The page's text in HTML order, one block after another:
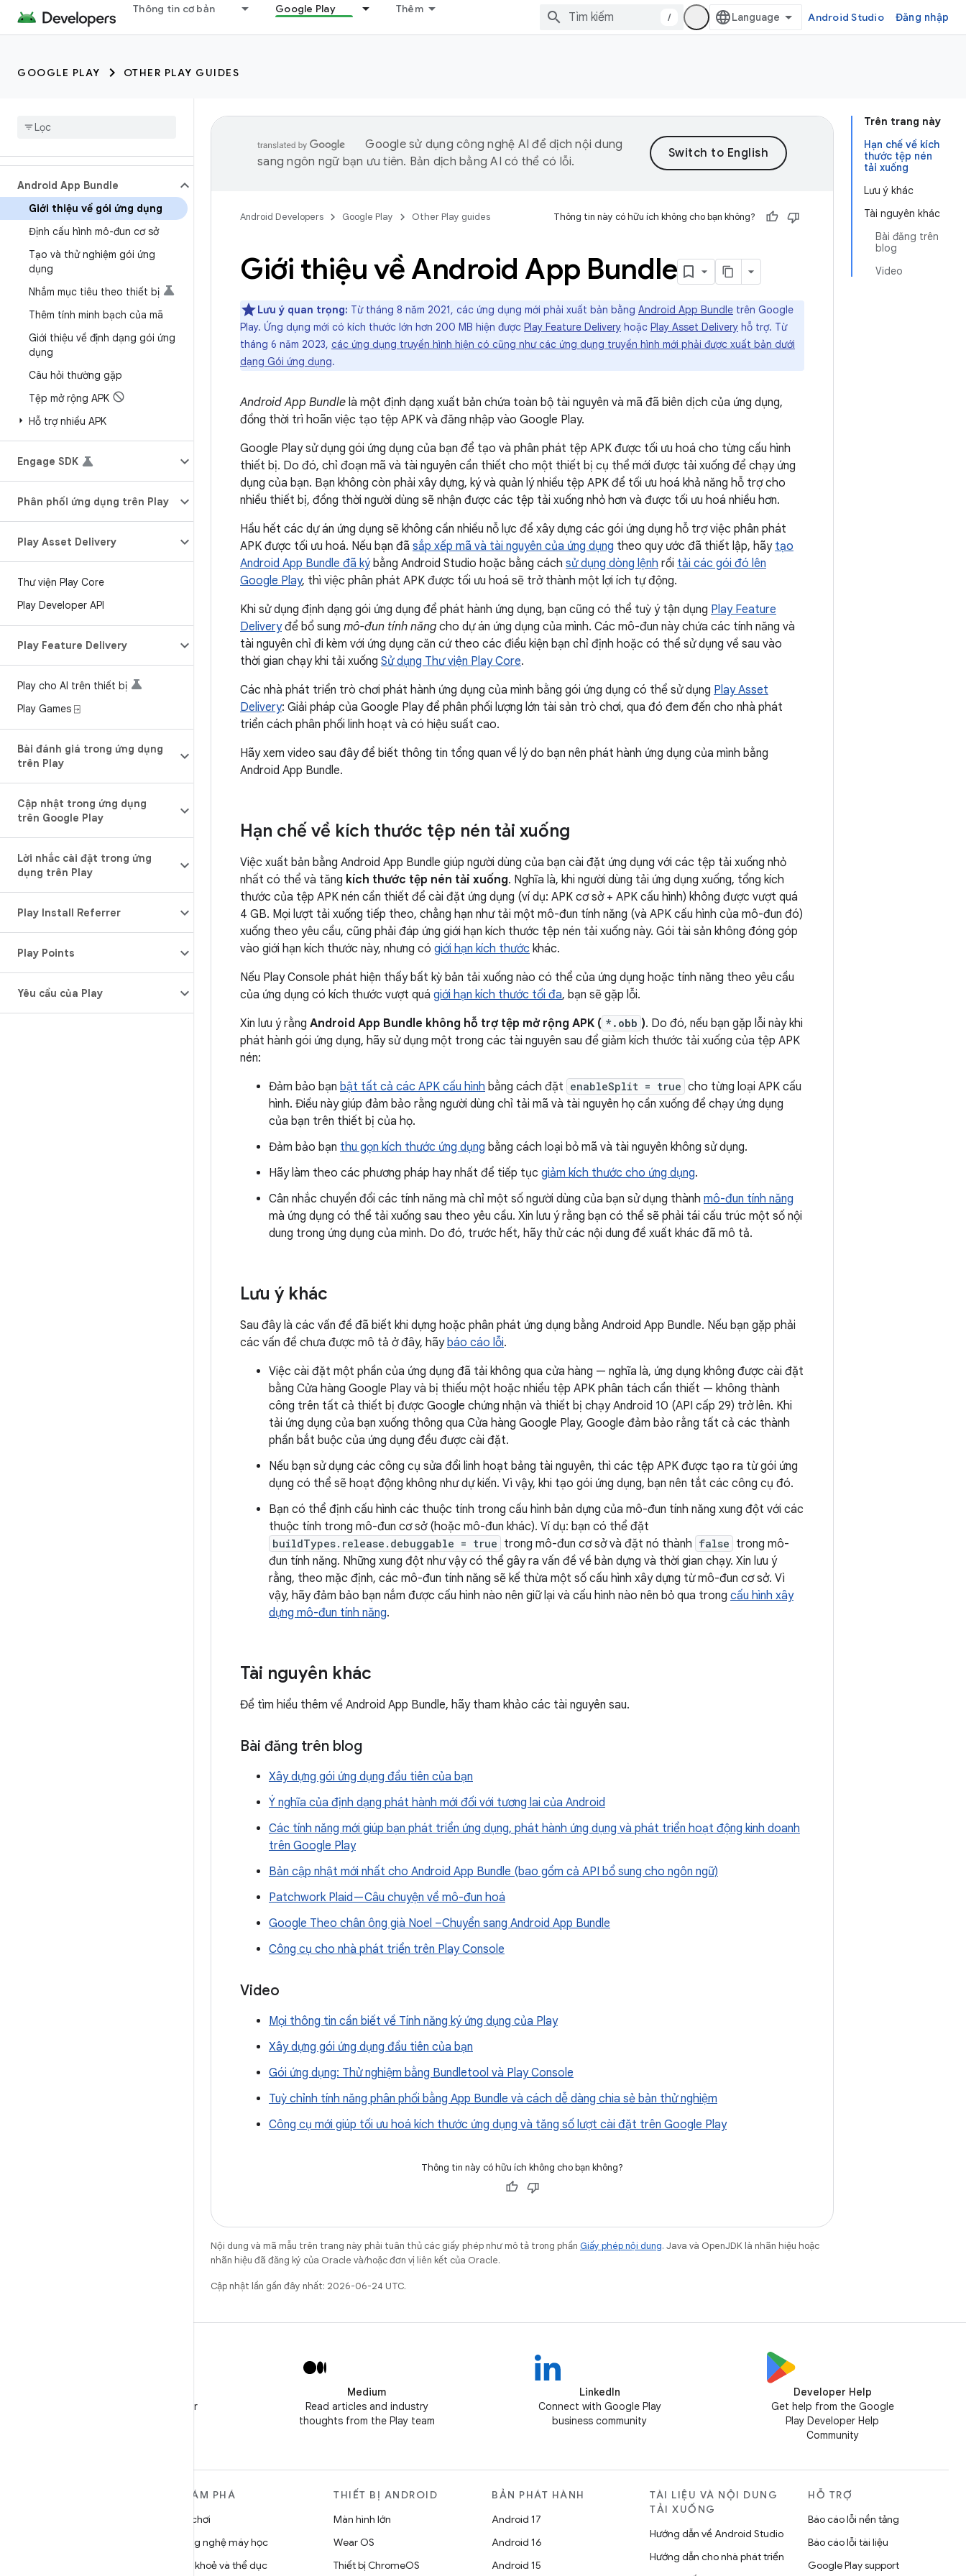
Thông tin cơ bản Google Play Thêm
/ Android Studio Đăng nhập
GOOGLE PLAY OTHER PLAY GUIDES
Android App Bundle
Giới thiệu về gói ứng dụng
Định cấu hình mô-đun cơ sở
Tạo và thử nghiệm gói ứng
dụng
Nhắm mục tiêu theo thiết bị
Thêm tính minh bạch của mã
Giới thiệu về định dạng gói ứng
dụng
Câu hỏi thường gặp
Tệp mở rộng APK
Hỗ trợ nhiều APK
Engage SDK
Phân phối ứng dụng trên Play
Play Asset Delivery
Thư viện Play Core
Play Developer API
Play Feature Delivery
Play cho AI trên thiết bị
Play Games ⍈
Bài đánh giá trong ứng dụng
trên Play
Cập nhật trong ứng dụng
trên Google Play
Lời nhắc cài đặt trong ứng
dụng trên Play
Play Install Referrer
Play Points
Yêu cầu của Play
Trên trang này
Hạn chế về kích
thước tệp nén
tải xuống
Lưu ý khác
Tài nguyên khác
Bài đăng trên
blog
Video
Google sử dụng công nghệ AI để dịch nội dung
sang ngôn ngữ bạn ưu tiên. Bản dịch bằng AI có thể có lỗi.
Android Developers Google Play Other Play guides Thông tin này có hữu ích không cho bạn không?
Giới thiệu về Android App Bundle
Lưu ý quan trọng: Từ tháng 8 năm 2021, các ứng dụng mới phải xuất bản bằng Android App Bundle trên Google
Play. Ứng dụng mới có kích thước lớn hơn 200 MB hiện được Play Feature Delivery hoặc Play Asset Delivery hỗ trợ. Từ
tháng 6 năm 2023, các ứng dụng truyền hình hiện có cũng như các ứng dụng truyền hình mới phải được xuất bản dưới
dạng Gói ứng dụng.
Android App Bundle là một định dạng xuất bản chứa toàn bộ tài nguyên và mã đã biên dịch của ứng dụng,
đồng thời trì hoãn việc tạo tệp APK và đăng nhập vào Google Play.
Google Play sử dụng gói ứng dụng của bạn để tạo và phân phát tệp APK được tối ưu hoá cho từng cấu hình
thiết bị. Do đó, chỉ đoạn mã và tài nguyên cần thiết cho một thiết bị cụ thể mới được tải xuống để chạy ứng
dụng của bạn. Bạn không còn phải xây dựng, ký và quản lý nhiều tệp APK để tối ưu hoá khả năng hỗ trợ cho
nhiều thiết bị, đồng thời người dùng sẽ nhận được các tệp tải xuống nhỏ hơn và được tối ưu hoá nhiều hơn.
Hầu hết các dự án ứng dụng sẽ không cần nhiều nỗ lực để xây dựng các gói ứng dụng hỗ trợ việc phân phát
APK được tối ưu hoá. Nếu bạn đã sắp xếp mã và tài nguyên của ứng dụng theo quy ước đã thiết lập, hãy tạo
Android App Bundle đã kýbằng Android Studio hoặc bằng cách sử dụng dòng lệnh rồi tải các gói đó lên
Google Play, thì việc phân phát APK được tối ưu hoá sẽ trở thành một lợi ích tự động.
Khi sử dụng định dạng gói ứng dụng để phát hành ứng dụng, bạn cũng có thể tuỳ ý tận dụng Play Feature
Deliveryđể bổ sung mô-đun tính năng cho dự án ứng dụng của mình. Các mô-đun này chứa các tính năng và
tài nguyên chỉ đi kèm với ứng dụng căn cứ theo các điều kiện bạn chỉ định hoặc có thể sử dụng về sau vào
thời gian chạy khi tải xuống Sử dụng Thư viện Play Core.
Các nhà phát triển trò chơi phát hành ứng dụng của mình bằng gói ứng dụng có thể sử dụng Play Asset
Delivery: Giải pháp của Google Play để phân phối lượng lớn tài sản trò chơi, qua đó đem đến cho nhà phát
triển cách phân phối linh hoạt và có hiệu suất cao.
Hãy xem video sau đây để biết thông tin tổng quan về lý do bạn nên phát hành ứng dụng của mình bằng
Android App Bundle.
Hạn chế về kích thước tệp nén tải xuống
Việc xuất bản bằng Android App Bundle giúp người dùng của bạn cài đặt ứng dụng với các tệp tải xuống nhỏ
nhất có thể và tăng kích thước tệp nén tải xuống. Nghĩa là, khi người dùng tải ứng dụng xuống, tổng kích
thước của tệp APK nén cần thiết để cài đặt ứng dụng (ví dụ: APK cơ sở + APK cấu hình) không được vượt quá
4 GB. Mọi lượt tải xuống tiếp theo, chẳng hạn như tải một mô-đun tính năng (và APK cấu hình của mô-đun đó)
xuống theo yêu cầu, cũng phải đáp ứng giới hạn kích thước tệp nén tải xuống này. Gói tài sản không đóng góp
vào giới hạn kích thước này, nhưng có giới hạn kích thước khác.
Nếu Play Console phát hiện thấy bất kỳ bản tải xuống nào có thể của ứng dụng hoặc tính năng theo yêu cầu
của ứng dụng có kích thước vượt quá giới hạn kích thước tối đa, bạn sẽ gặp lỗi.
Xin lưu ý rằng Android App Bundle không hỗ trợ tệp mở rộng APK ( *.obb ). Do đó, nếu bạn gặp lỗi này khi
phát hành gói ứng dụng, hãy sử dụng một trong các tài nguyên sau để giảm kích thước tải xuống của tệp APK
nén:
Đảm bảo bạn bật tất cả các APK cấu hình bằng cách đặt enableSplit = true cho từng loại APK cấu
hình. Điều này giúp đảm bảo rằng người dùng chỉ tải mã và tài nguyên họ cần xuống để chạy ứng dụng
của bạn trên thiết bị của họ.
Đảm bảo bạn thu gọn kích thước ứng dụng bằng cách loại bỏ mã và tài nguyên không sử dụng.
Hãy làm theo các phương pháp hay nhất để tiếp tục giảm kích thước cho ứng dụng.
Cân nhắc chuyển đổi các tính năng mà chỉ một số người dùng của bạn sử dụng thành mô-đun tính năng
mà ứng dụng có thể tải xuống sau theo yêu cầu. Xin lưu ý rằng bạn có thể sẽ phải tái cấu trúc một số nội
dung trong ứng dụng của mình. Do đó, trước hết, hãy thử các nội dung đề xuất khác đã mô tả.
Lưu ý khác
Sau đây là các vấn đề đã biết khi dựng hoặc phân phát ứng dụng bằng Android App Bundle. Nếu bạn gặp phải
các vấn đề chưa được mô tả ở đây, hãybáo cáo lỗi.
Việc cài đặt một phần của ứng dụng đã tải không qua cửa hàng — nghĩa là, ứng dụng không được cài đặt
bằng Cửa hàng Google Play và bị thiếu một hoặc nhiều tệp APK phân tách cần thiết — không thành
công trên tất cả thiết bị được Google chứng nhận và thiết bị chạy Android 10 (API cấp 29) trở lên. Khi
tải ứng dụng của bạn xuống thông qua Cửa hàng Google Play, Google đảm bảo rằng tất cả các thành
phần bắt buộc của ứng dụng đều được cài đặt.
Nếu bạn sử dụng các công cụ sửa đổi linh hoạt bảng tài nguyên, thì các tệp APK được tạo ra từ gói ứng
dụng có thể sẽ hoạt động không như dự kiến. Vì vậy, khi tạo gói ứng dụng, bạn nên tắt các công cụ đó.
Bạn có thể định cấu hình các thuộc tính trong cấu hình bản dựng của mô-đun tính năng xung đột với các
thuộc tính trong mô-đun cơ sở (hoặc mô-đun khác). Ví dụ: bạn có thể đặt
buildTypes.release.debuggable = true trong mô-đun cơ sở và đặt nó thành false trong mô-
đun tính năng. Những xung đột như vậy có thể gây ra vấn đề về bản dựng và thời gian chạy. Xin lưu ý
rằng, theo mặc định, các mô-đun tính năng sẽ kế thừa một số cấu hình xây dựng từ mô-đun cơ sở. Vì
vậy, hãy đảm bảo bạn nắm được cấu hình nào nên giữ lại và cấu hình nào nên bỏ qua trong cấu hình xây
dựng mô-đun tính năng.
Tài nguyên khác
Để tìm hiểu thêm về Android App Bundle, hãy tham khảo các tài nguyên sau.
Bài đăng trên blog
Xây dựng gói ứng dụng đầu tiên của bạn
Ý nghĩa của định dạng phát hành mới đối với tương lai của Android
Các tính năng mới giúp bạn phát triển ứng dụng, phát hành ứng dụng và phát triển hoạt động kinh doanh
trên Google Play
Bản cập nhật mới nhất cho Android App Bundle (bao gồm cả API bổ sung cho ngôn ngữ)
Patchwork Plaid — Câu chuyện về mô-đun hoá
Google Theo chân ông già Noel –Chuyển sang Android App Bundle
Công cụ cho nhà phát triển trên Play Console
Video
Mọi thông tin cần biết về Tính năng ký ứng dụng của Play
Xây dựng gói ứng dụng đầu tiên của bạn
Gói ứng dụng: Thử nghiệm bằng Bundletool và Play Console
Tuỳ chỉnh tính năng phân phối bằng App Bundle và cách dễ dàng chia sẻ bản thử nghiệm
Công cụ mới giúp tối ưu hoá kích thước ứng dụng và tăng số lượt cài đặt trên Google Play
Thông tin này có hữu ích không cho bạn không?
Nội dung và mã mẫu trên trang này phải tuân thủ các giấy phép như mô tả trong phần Giấy phép nội dung. Java và OpenJDK là nhãn hiệu hoặc
nhãn hiệu đã đăng ký của Oracle và/hoặc đơn vị liên kết của Oracle.
Cập nhật lần gần đây nhất: 2026-06-24 UTC.
Follow @GooglePlayBiz for
Medium
Read articles and industry
thoughts from the Play team
LinkedIn
Connect with Google Play
business community
Developer Help
Get help from the Google
Play Developer Help
Community
KHÁM PHÁ
Trò chơi
Công nghệ máy học
Sức khoẻ và thể dục
THIẾT BỊ ANDROID
Màn hình lớn
Wear OS
Thiết bị ChromeOS
BẢN PHÁT HÀNH
Android 17
Android 16
Android 15
TÀI LIỆU VÀ NỘI DUNG
TẢI XUỐNG
Hướng dẫn về Android Studio
Hướng dẫn cho nhà phát triển
HỖ TRỢ
Báo cáo lỗi nền tảng
Báo cáo lỗi tài liệu
Google Play support